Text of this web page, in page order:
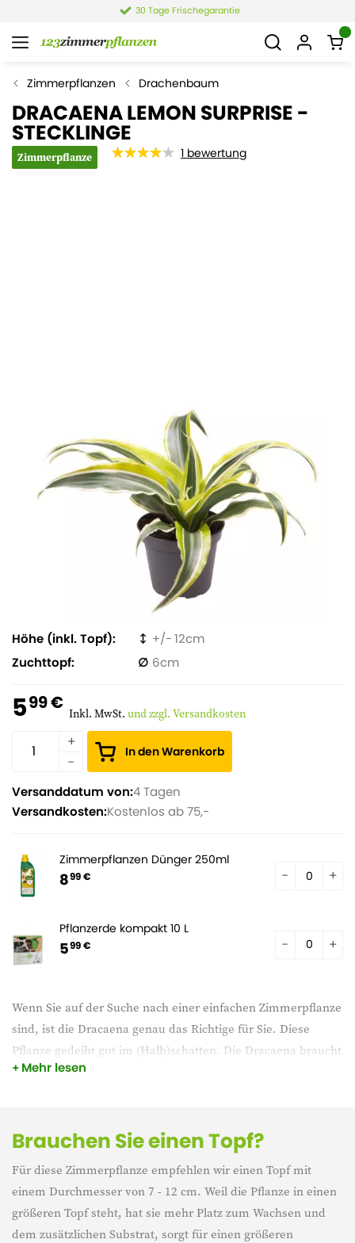
30 Tage Frischegarantie
Zimmerpflanzen Drachenbaum
DRACAENA LEMON SURPRISE -
STECKLINGE
Zimmerpflanze 1 bewertung
Wenn Sie auf der Suche nach einer einfachen Zimmerpflanze
sind, ist die Dracaena genau das Richtige für Sie. Diese
Pflanze gedeiht gut im (Halb)schatten. Die Dracaena braucht
auch nicht viel Wasser. Geben Sie ihr einen schönen Platz in
Mehr lesen
Höhe (inkl. Topf)
12
Zuchttopf
6
599 € Inkl. MwSt. und zzgl. Versandkosten
In den Warenkorb
Versanddatum von:4 Tagen
Versandkosten:Kostenlos ab 75,-
Zimmerpflanzen Dünger 250ml
899 €
Pflanzerde kompakt 10 L
599 €
Brauchen Sie einen Topf?
Für diese Zimmerpflanze empfehlen wir einen Topf mit
einem Durchmesser von 7 - 12 cm. Weil die Pflanze in einen
größeren Topf steht, hat sie mehr Platz zum Wachsen und
dem zusätzlichen Substrat, sorgt für einen größeren